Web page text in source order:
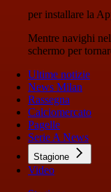
per installare la
Mentre navighi
schermo per
Ultime notizie
News Milan
Rassegna
Calciomercato
Pagelle
Serie A News
Stagione
Video